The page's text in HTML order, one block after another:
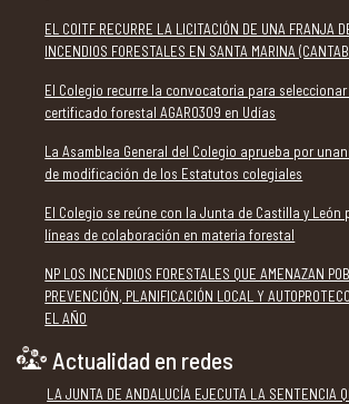
EL COITF RECURRE LA LICITACIÓN DE UNA FRANJA
INCENDIOS FORESTALES EN SANTA MARINA
El Colegio recurre la convocatoria para
certificado forestal AGAR0309 en Udías
La Asamblea General del Colegio aprueba por
de modificación de los Estatutos colegiales
El Colegio se reúne con la Junta de Castilla y León
líneas de colaboración en materia forestal
NP LOS INCENDIOS FORESTALES QUE AMENAZAN
PREVENCIÓN, PLANIFICACIÓN LOCAL Y
EL AÑO
Actualidad en redes
LA JUNTA DE ANDALUCÍA EJECUTA LA SENTENCIA